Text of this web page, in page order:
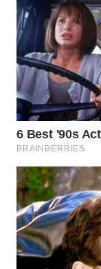
WN DELI
SERDANG
WN
TEBING
TINGGI
WN
WN
KARAWANG
WN
BEKASI